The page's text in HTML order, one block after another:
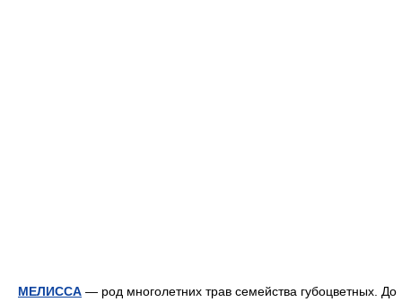
МЕЛИССА — род многолетних трав семейства губоцветных. До